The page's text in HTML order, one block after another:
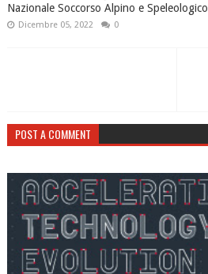
Nazionale Soccorso Alpino e Speleologico
Dicembre 05, 2022 0
POST A COMMENT